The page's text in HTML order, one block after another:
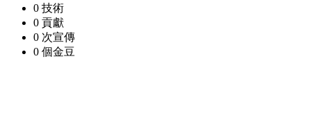
0 技術
0 貢獻
0 次宣傳
0 個金豆